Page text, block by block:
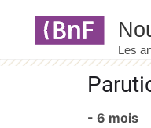
- 6 mois